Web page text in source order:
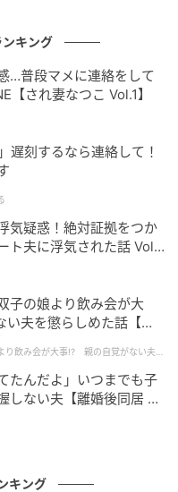
。クリスピーな食感
一味も二味も違うお
丁寧にサポートして
仕上がりを実現でき
キング
…普段マメに連絡をして
【され妻なつこ Vol.1】
刻するなら連絡して！
気疑惑！絶対証拠をつか
ト夫に浮気された話 Vol.
子の娘より飲み会が大
夫を懲らしめた話【第1
り飲み会が大事!? 親の自覚がない夫を
たんだよ」いつまでも子
しない夫【離婚後同居 Vo
キング